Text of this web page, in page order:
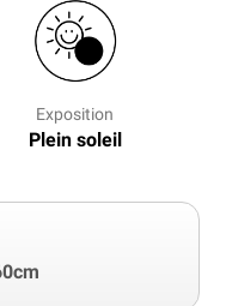
Exposition
Plein soleil